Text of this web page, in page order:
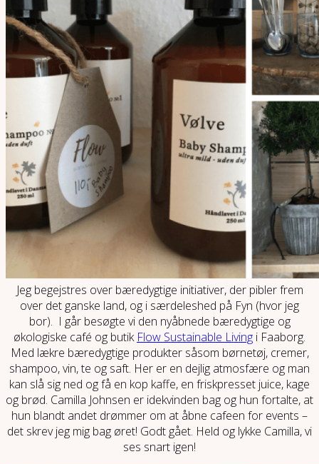
Jeg begejstres over bæredygtige initiativer, der pibler frem
over det ganske land, og i særdeleshed på Fyn (hvor jeg
bor). I går besøgte vi den nyåbnede bæredygtige og
økologiske café og butik Flow Sustainable Living i Faaborg.
Med lækre bæredygtige produkter såsom børnetøj, cremer,
shampoo, vin, te og saft. Her er en dejlig atmosfære og man
kan slå sig ned og få en kop kaffe, en friskpresset juice, kage
og brød. Camilla Johnsen er idekvinden bag og hun fortalte, at
hun blandt andet drømmer om at åbne cafeen for events –
det skrev jeg mig bag øret! Godt gået. Held og lykke Camilla, vi
ses snart igen!